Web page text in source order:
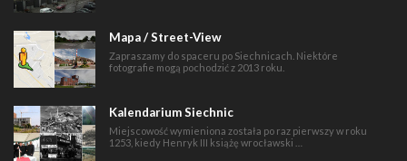
Mapa / Street-View
Zapraszamy do spaceru po Siechnicach. Niektóre
fotografie mogą pochodzić z 2013 roku.
Kalendarium Siechnic
Miejscowość wymieniona została po raz pierwszy w roku
1253, kiedy Henryk III książę wrocławski …